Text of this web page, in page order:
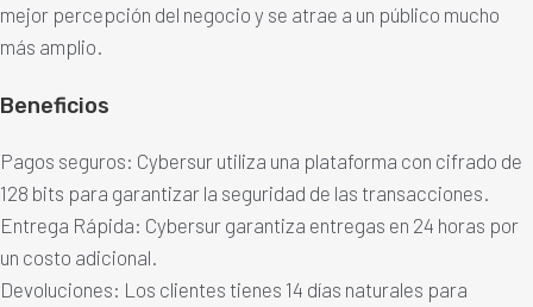
mejor percepción del negocio y se atrae a un público mucho
más amplio.
Beneficios
Pagos seguros: Cybersur utiliza una plataforma con cifrado de
128 bits para garantizar la seguridad de las transacciones.
Entrega Rápida: Cybersur garantiza entregas en 24 horas por
un costo adicional.
Devoluciones: Los clientes tienes 14 días naturales para